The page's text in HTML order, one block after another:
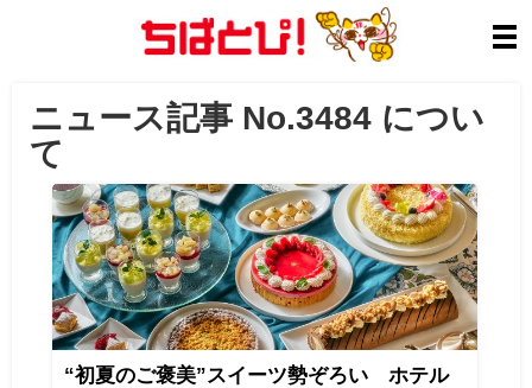
ニュース記事 No.3484 につい
て
“初夏のご褒美”スイーツ勢ぞろい ホテル